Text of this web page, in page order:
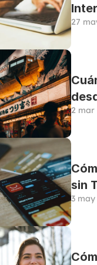
27
2 mar
sin
3